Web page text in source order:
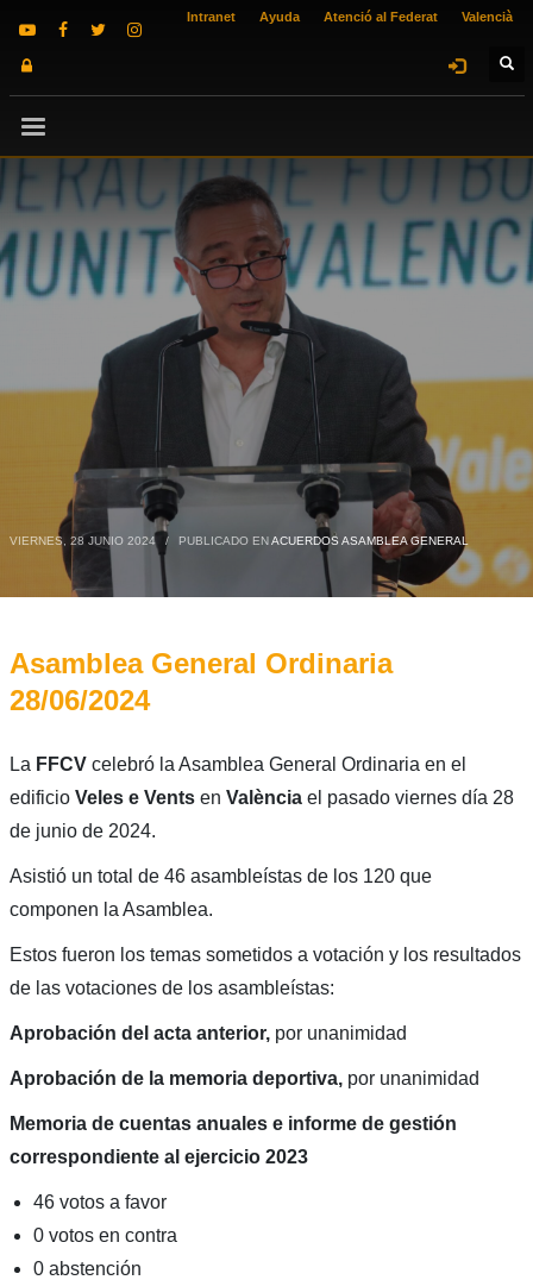
Intranet Ayuda Atenció al Federat Valencià
VIERNES, 28 JUNIO 2024 / PUBLICADO ENACUERDOS ASAMBLEA GENERAL
Asamblea General Ordinaria
28/06/2024
La FFCVcelebró la Asamblea General Ordinaria en el
edificio Veles e Ventsen Valènciael pasado viernes día 28
de junio de 2024.
Asistió un total de 46 asambleístas de los 120 que
componen la Asamblea.
Estos fueron los temas sometidos a votación y los resultados
de las votaciones de los asambleístas:
Aprobación del acta anterior,por unanimidad
Aprobación de la memoria deportiva,por unanimidad
Memoria de cuentas anuales e informe de gestión
correspondiente al ejercicio 2023
46 votos a favor
0 votos en contra
0 abstención